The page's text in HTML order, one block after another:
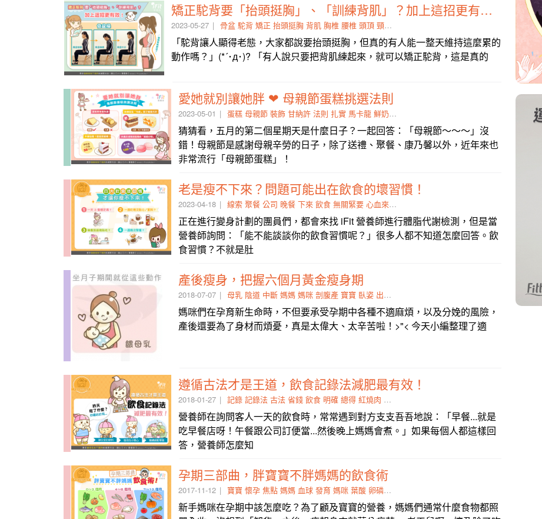
矯正駝背要「抬頭挺胸」、「訓練背肌」？加上這招更有效！
2023-05-27 骨盆 駝背 矯正 抬頭挺胸 背肌 胸椎 腰椎 頭頂 頸椎
「駝背讓人顯得老態，大家都說要抬頭挺胸，但真的有人能一整天維持這麼累的
動作嗎？」(*´･д･)? 「有人說只要把背肌練起來，就可以矯正駝背，這是真的
愛她就別讓她胖 ❤ 母親節蛋糕挑選法則
2023-05-01 蛋糕 母親節 裝飾 甘納許 法則 扎實 馬卡龍 鮮奶油
猜猜看，五月的第二個星期天是什麼日子？一起回答：「母親節～～～」沒
錯！母親節是感謝母親辛勞的日子，除了送禮、聚餐、康乃馨以外，近年來也
非常流行「母親節蛋糕」！
老是瘦不下來？問題可能出在飲食的壞習慣！
2023-04-18 線索 聚餐 公司 晚餐 下來 飲食 無關緊要 心血來潮
正在進行變身計劃的團員們，都會來找 iFit 營養師進行體脂代謝檢測，但是當
營養師詢問：「能不能談談你的飲食習慣呢？」很多人都不知道怎麼回答。飲
食習慣？不就是肚
產後瘦身，把握六個月黃金瘦身期
2018-07-07 母乳 陰道 中斷 媽媽 媽咪 剖腹產 寶寶 臥姿 出力
媽咪們在孕育新生命時，不但要承受孕期中各種不適麻煩，以及分娩的風險，
產後還要為了身材而煩憂，真是太偉大、太辛苦啦！>"< 今天小編整理了適
遵循古法才是王道，飲食記錄法減肥最有效！
2018-01-27 記錄 記錄法 古法 省錢 飲食 明確 總得 紅燒肉 慣性
營養師在詢問客人一天的飲食時，常常遇到對方支支吾吾地說：「早餐...就是
吃早餐店呀！午餐跟公司訂便當...然後晚上媽媽會煮。」如果每個人都這樣回
答，營養師怎麼知
孕期三部曲，胖寶寶不胖媽媽的飲食術
2017-11-12 寶寶 懷孕 焦點 媽媽 血球 發育 媽咪 葉酸 卵磷脂
新手媽咪在孕期中該怎麼吃？為了顧及寶寶的營養，媽媽們通常什麼食物都照